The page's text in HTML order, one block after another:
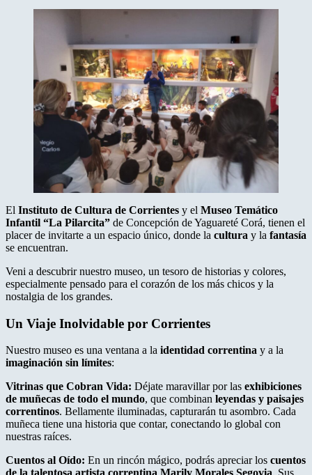
El Instituto de Cultura de Corrientes y el Museo Temático
Infantil “La Pilarcita” de Concepción de Yaguareté Corá, tienen el
placer de invitarte a un espacio único, donde la cultura y la fantasía
se encuentran.
Veni a descubrir nuestro museo, un tesoro de historias y colores,
especialmente pensado para el corazón de los más chicos y la
nostalgia de los grandes.
Un Viaje Inolvidable por Corrientes
Nuestro museo es una ventana a la identidad correntina y a la
imaginación sin límites:
Vitrinas que Cobran Vida: Déjate maravillar por las exhibiciones
de muñecas de todo el mundo, que combinan leyendas y paisajes
correntinos. Bellamente iluminadas, capturarán tu asombro. Cada
muñeca tiene una historia que contar, conectando lo global con
nuestras raíces.
Cuentos al Oído: En un rincón mágico, podrás apreciar los cuentos